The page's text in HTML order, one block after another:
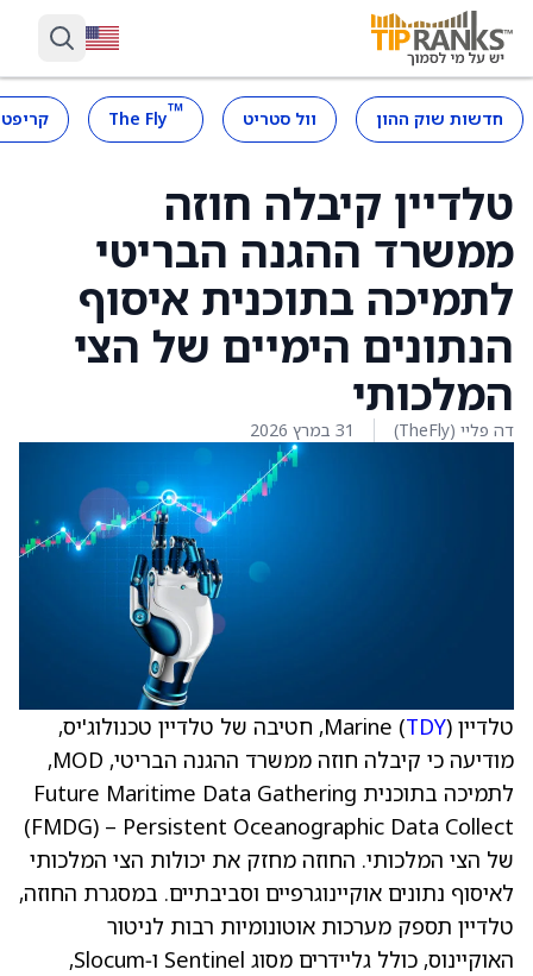
חדשות שוק ההון וול סטריט ™
The Fly
טלדיין קיבלה חוזה
ממשרד ההגנה הבריטי
לתמיכה בתוכנית איסוף
הנתונים הימיים של הצי
המלכותי
דה פליי (TheFly) 31 במרץ 2026
טלדיין (TDY
) Marine, חטיבה של טלדיין טכנולוג'יס,
מודיעה כי קיבלה חוזה ממשרד ההגנה הבריטי, MOD,
לתמיכה בתוכנית Future Maritime Data Gathering
(FMDG) – Persistent Oceanographic Data Collect
של הצי המלכותי. החוזה מחזק את יכולות הצי המלכותי
לאיסוף נתונים אוקיינוגרפיים וסביבתיים. במסגרת החוזה,
טלדיין תספק מערכות אוטונומיות רבות לניטור
האוקיינוס, כולל גליידרים מסוג Sentinel ו‑Slocum,